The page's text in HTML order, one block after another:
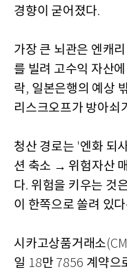
경향이 굳어졌다.
가장 큰 뇌관은 엔캐
를 빌려 고수익 자산
락, 일본은행의 예상
리스크오프가 방아쇠
청산 경로는 '엔화 되
션 축소 → 위험자산
다. 위험을 키우는 것
이 한쪽으로 쏠려 있
시카고상품거래소
일 18만 7856 계약으